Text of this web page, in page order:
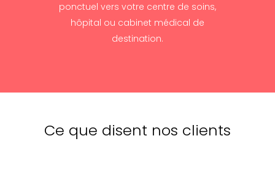
ponctuel vers votre centre de soins,
hôpital ou cabinet médical de
destination.
Ce que disent nos clients